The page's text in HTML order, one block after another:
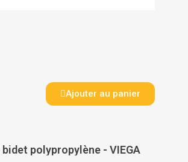
Ajouter au panier
bidet polypropylène - VIEGA